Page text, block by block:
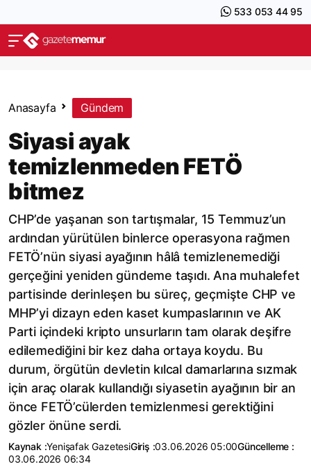
533 053 44 95
Anasayfa Gündem
Siyasi ayak
temizlenmeden FETÖ
bitmez
CHP’de yaşanan son tartışmalar, 15 Temmuz’un
ardından yürütülen binlerce operasyona rağmen
FETÖ’nün siyasi ayağının hâlâ temizlenemediği
gerçeğini yeniden gündeme taşıdı. Ana muhalefet
partisinde derinleşen bu süreç, geçmişte CHP ve
MHP’yi dizayn eden kaset kumpaslarının ve AK
Parti içindeki kripto unsurların tam olarak deşifre
edilemediğini bir kez daha ortaya koydu. Bu
durum, örgütün devletin kılcal damarlarına sızmak
için araç olarak kullandığı siyasetin ayağının bir an
önce FETÖ’cülerden temizlenmesi gerektiğini
gözler önüne serdi.
Kaynak :Yenişafak GazetesiGiriş :03.06.2026 05:00Güncelleme :
03.06.2026 06:34